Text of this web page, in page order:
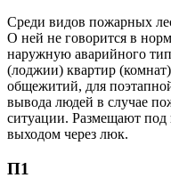
Среди видов пожарных
О ней не говорится в
наружную аварийного
(лоджии) квартир
общежитий, для
вывода людей в случае
ситуации. Размещают под
выходом через люк.
П1